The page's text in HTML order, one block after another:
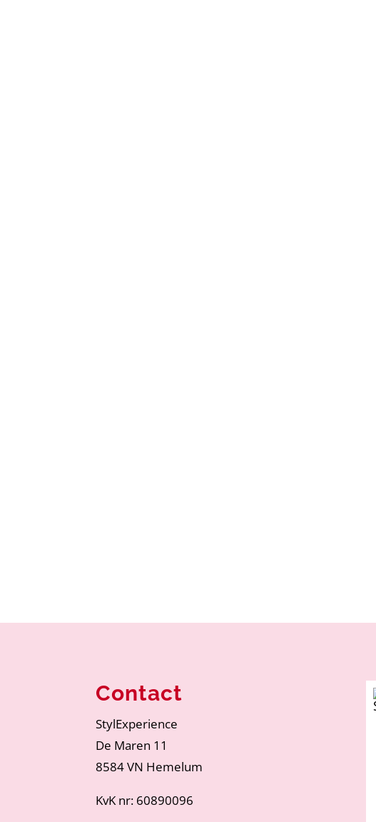
Contact
StylExperience
De Maren 11
8584 VN Hemelum
KvK nr: 60890096